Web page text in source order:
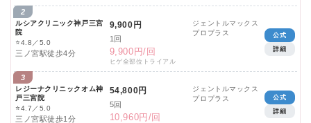
2
ルシアクリニック神戸三宮
院
⭐4.8／5.0
三ノ宮駅徒歩4分
9,900円
1回
9,900円/回
ヒゲ全部位トライアル
ジェントルマックス
プロプラス
公式
詳細
3
レジーナクリニックオム神
戸三宮院
⭐4.7／5.0
三ノ宮駅徒歩1分
54,800円
5回
10,960円/回
ジェントルマックス
プロプラス
公式
詳細